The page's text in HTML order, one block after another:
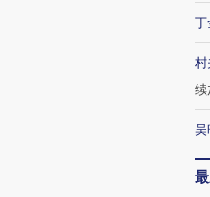
丁
村
续
吴